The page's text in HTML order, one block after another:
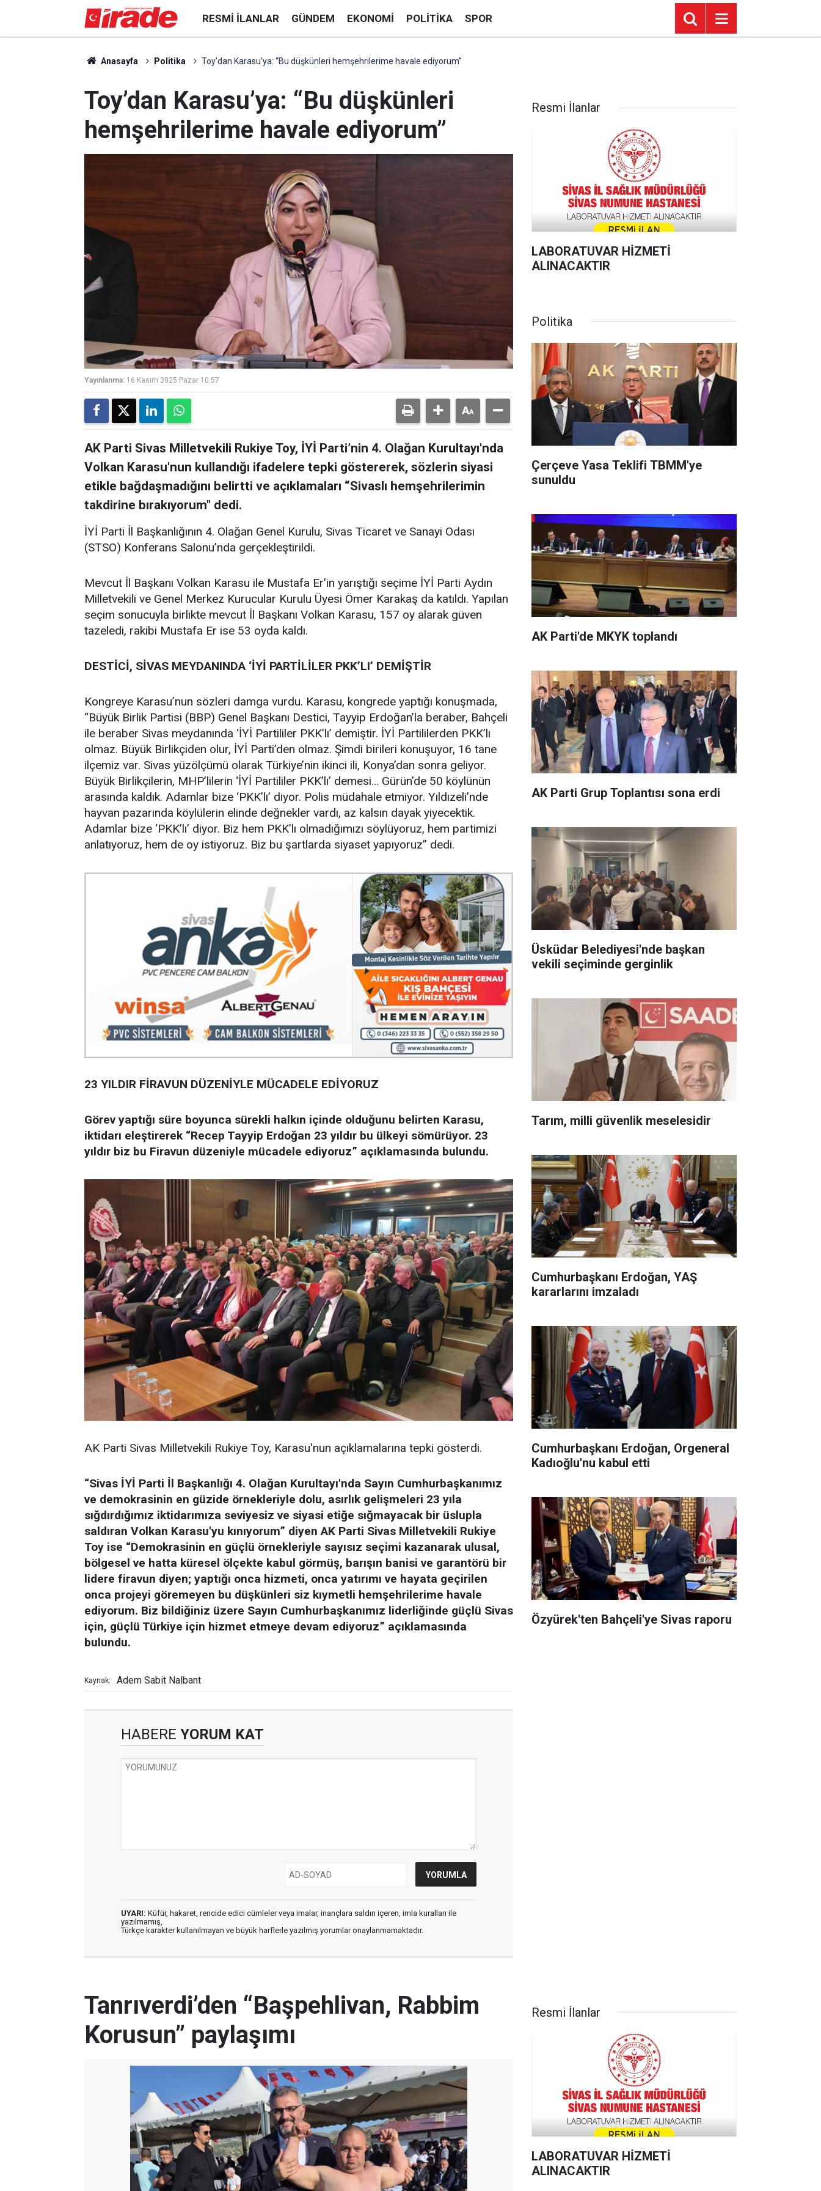
RESMI İLANLAR GÜNDEM EKONOMI POLITIKA SPOR
Anasayfa Politika Toy’dan Karasu’ya: “Bu düşkünleri hemşehrilerime havale ediyorum”
Toy’dan Karasu’ya: “Bu düşkünleri
hemşehrilerime havale ediyorum”
Yayınlanma: 16 Kasım 2025 Pazar 10:57
AK Parti Sivas Milletvekili Rukiye Toy, İYİ Parti’nin 4. Olağan Kurultayı'nda
Volkan Karasu'nun kullandığı ifadelere tepki göstererek, sözlerin siyasi
etikle bağdaşmadığını belirtti ve açıklamaları “Sivaslı hemşehrilerimin
takdirine bırakıyorum" dedi.
İYİ Parti İl Başkanlığının 4. Olağan Genel Kurulu, Sivas Ticaret ve Sanayi Odası
(STSO) Konferans Salonu’nda gerçekleştirildi.
Mevcut İl Başkanı Volkan Karasu ile Mustafa Er’in yarıştığı seçime İYİ Parti Aydın
Milletvekili ve Genel Merkez Kurucular Kurulu Üyesi Ömer Karakaş da katıldı. Yapılan
seçim sonucuyla birlikte mevcut İl Başkanı Volkan Karasu, 157 oy alarak güven
tazeledi, rakibi Mustafa Er ise 53 oyda kaldı.
DESTİCİ, SİVAS MEYDANINDA ‘İYİ PARTİLİLER PKK’LI’ DEMİŞTİR
Kongreye Karasu’nun sözleri damga vurdu. Karasu, kongrede yaptığı konuşmada,
“Büyük Birlik Partisi (BBP) Genel Başkanı Destici, Tayyip Erdoğan’la beraber, Bahçeli
ile beraber Sivas meydanında ‘İYİ Partililer PKK’lı’ demiştir. İYİ Partililerden PKK’lı
olmaz. Büyük Birlikçiden olur, İYİ Parti’den olmaz. Şimdi birileri konuşuyor, 16 tane
ilçemiz var. Sivas yüzölçümü olarak Türkiye’nin ikinci ili, Konya’dan sonra geliyor.
Büyük Birlikçilerin, MHP’lilerin ‘İYİ Partililer PKK’lı’ demesi… Gürün’de 50 köylünün
arasında kaldık. Adamlar bize ‘PKK’lı’ diyor. Polis müdahale etmiyor. Yıldızeli’nde
hayvan pazarında köylülerin elinde değnekler vardı, az kalsın dayak yiyecektik.
Adamlar bize ‘PKK’lı’ diyor. Biz hem PKK’lı olmadığımızı söylüyoruz, hem partimizi
anlatıyoruz, hem de oy istiyoruz. Biz bu şartlarda siyaset yapıyoruz” dedi.
23 YILDIR FİRAVUN DÜZENİYLE MÜCADELE EDİYORUZ
Görev yaptığı süre boyunca sürekli halkın içinde olduğunu belirten Karasu,
iktidarı eleştirerek “Recep Tayyip Erdoğan 23 yıldır bu ülkeyi sömürüyor. 23
yıldır biz bu Firavun düzeniyle mücadele ediyoruz” açıklamasında bulundu.
AK Parti Sivas Milletvekili Rukiye Toy, Karasu'nun açıklamalarına tepki gösterdi.
“Sivas İYİ Parti İl Başkanlığı 4. Olağan Kurultayı'nda Sayın Cumhurbaşkanımız
ve demokrasinin en güzide örnekleriyle dolu, asırlık gelişmeleri 23 yıla
sığdırdığımız iktidarımıza seviyesiz ve siyasi etiğe sığmayacak bir üslupla
saldıran Volkan Karasu'yu kınıyorum” diyen AK Parti Sivas Milletvekili Rukiye
Toy ise “Demokrasinin en güçlü örnekleriyle sayısız seçimi kazanarak ulusal,
bölgesel ve hatta küresel ölçekte kabul görmüş, barışın banisi ve garantörü bir
lidere firavun diyen; yaptığı onca hizmeti, onca yatırımı ve hayata geçirilen
onca projeyi göremeyen bu düşkünleri siz kıymetli hemşehrilerime havale
ediyorum. Biz bildiğiniz üzere Sayın Cumhurbaşkanımız liderliğinde güçlü Sivas
için, güçlü Türkiye için hizmet etmeye devam ediyoruz” açıklamasında
bulundu.
Kaynak: Adem Sabit Nalbant
HABERE YORUM KAT
UYARI: Küfür, hakaret, rencide edici cümleler veya imalar, inançlara saldırı içeren, imla kuralları ile
yazılmamış,
Türkçe karakter kullanılmayan ve büyük harflerle yazılmış yorumlar onaylanmamaktadır.
Resmi İlanlar
LABORATUVAR HİZMETİ
ALINACAKTIR
Politika
Çerçeve Yasa Teklifi TBMM'ye
sunuldu
AK Parti'de MKYK toplandı
AK Parti Grup Toplantısı sona erdi
Üsküdar Belediyesi'nde başkan
vekili seçiminde gerginlik
Tarım, milli güvenlik meselesidir
Cumhurbaşkanı Erdoğan, YAŞ
kararlarını imzaladı
Cumhurbaşkanı Erdoğan, Orgeneral
Kadıoğlu'nu kabul etti
Özyürek'ten Bahçeli'ye Sivas raporu
Tanrıverdi’den “Başpehlivan, Rabbim
Korusun” paylaşımı
Resmi İlanlar
LABORATUVAR HİZMETİ
ALINACAKTIR